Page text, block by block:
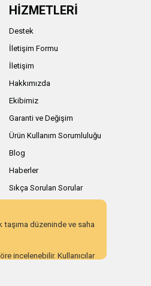
HİZMETLERİ
Destek
İletişim Formu
İletişim
Hakkımızda
Ekibimiz
Garanti ve Değişim
Ürün Kullanım Sorumluluğu
Blog
Haberler
Sıkça Sorulan Sorular
taşıma düzeninde ve saha
incelenebilir. Kullanıcılar